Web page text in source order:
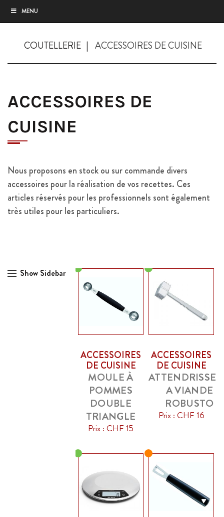
MENU
COUTELLERIE ACCESSOIRES DE CUISINE
ACCESSOIRES DE
CUISINE
Nous proposons en stock ou sur commande divers
accessoires pour la réalisation de vos recettes. Ces
articles réservés pour les professionnels sont également
très utiles pour les particuliers.
Show Sidebar
ACCESSOIRES
DE CUISINE
MOULE À
POMMES
DOUBLE
TRIANGLE
Prix : CHF 15
ACCESSOIRES
DE CUISINE
A VIANDE
ROBUSTO
Prix : CHF 16